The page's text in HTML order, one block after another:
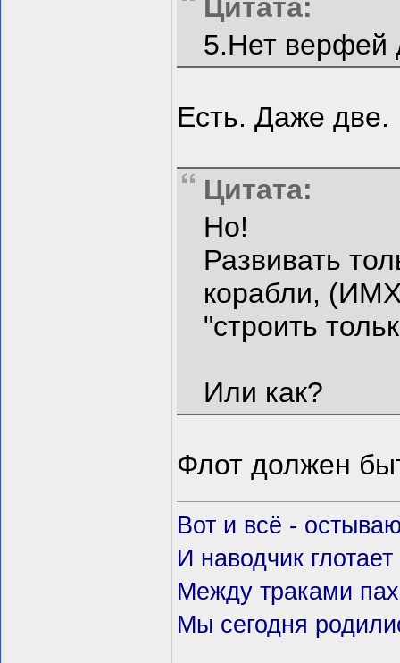
Цитата:
5.Нет верфей
Есть. Даже две.
Цитата:
Но!
Развивать
корабли,
"строить
Или как?
Флот должен
Вот и всё -
И наводчик
Между траками
Мы сегодня